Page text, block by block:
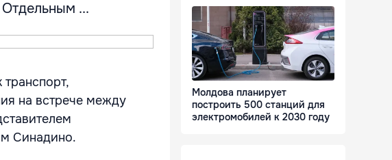
...
на встрече между
Синадино.
Молдова планирует
построить 500 станций для
электромобилей к 2030 году